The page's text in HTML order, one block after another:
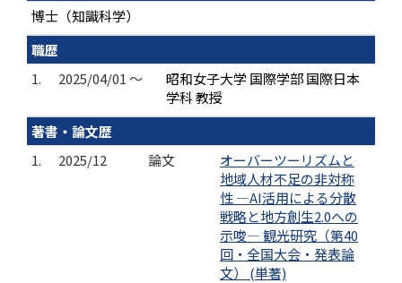
博士（知識科学）
職歴
1.
2025/04/01 ～
昭和女子大学 国際学部 国際日本
学科 教授
著書・論文歴
1.
2025/12 論文
オーバーツーリズムと
地域人材不足の非対称
性 ―AI活用による分散
戦略と地方創生2.0への
示唆― 観光研究（第40
回・全国大会・発表論
文） (単著)